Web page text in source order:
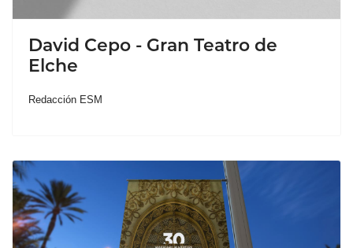
David Cepo - Gran Teatro de
Elche
Redacción ESM